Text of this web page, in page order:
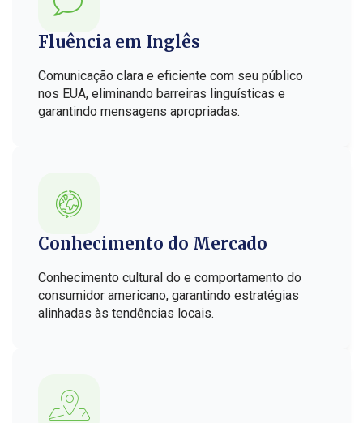
Fluência em Inglês
Comunicação clara e eficiente com seu público
nos EUA, eliminando barreiras linguísticas e
garantindo mensagens apropriadas.
Conhecimento do Mercado
Conhecimento cultural do e comportamento do
consumidor americano, garantindo estratégias
alinhadas às tendências locais.